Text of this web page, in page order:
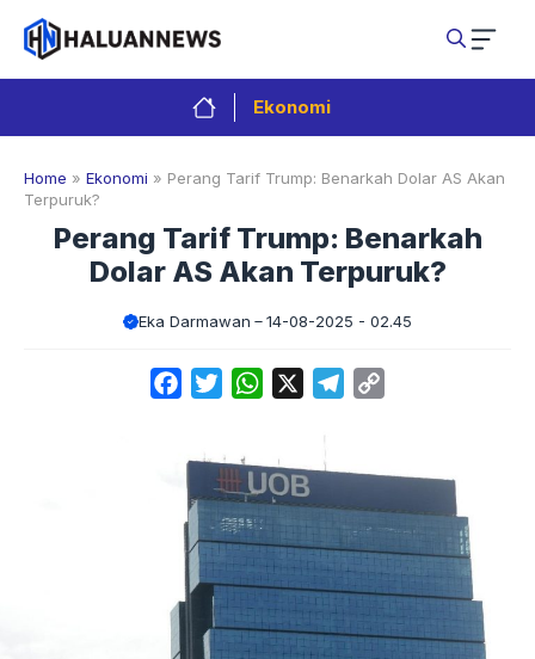
Langsung
isi
Ekonomi
Home » Ekonomi » Perang Tarif Trump: Benarkah Dolar AS Akan
Terpuruk?
Perang Tarif Trump: Benarkah
Dolar AS Akan Terpuruk?
Eka Darmawan 14-08-2025 - 02.45
FacebookTwitterWhatsApp Telegram